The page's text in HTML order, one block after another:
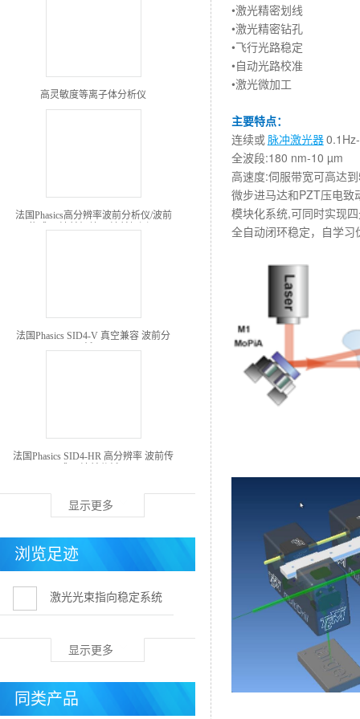
高灵敏度等离子体分析仪
法国Phasics高分辨率波前分析仪/波前
传感器/波前相差仪/波前探测器
法国Phasics SID4-V 真空兼容 波前分
析仪
法国Phasics SID4-HR 高分辨率 波前传
显示更多
浏览足迹
激光光束指向稳定系统
显示更多
同类产品
•激光精密划线
•激光精密钻孔
•飞行光路稳定
•自动光路校准
•激光微加工
主要特点：
连续或脉冲激光器
全波段:180 nm-10 µm
高速度:伺服带宽可高达
微步进马达和PZT压电致
模块化系统,可同时实现
全自动闭环稳定，自学习